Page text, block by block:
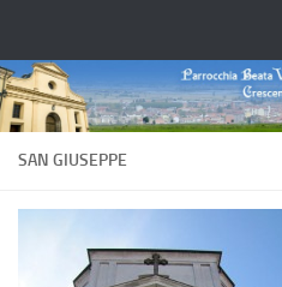
SAN GIUSEPPE